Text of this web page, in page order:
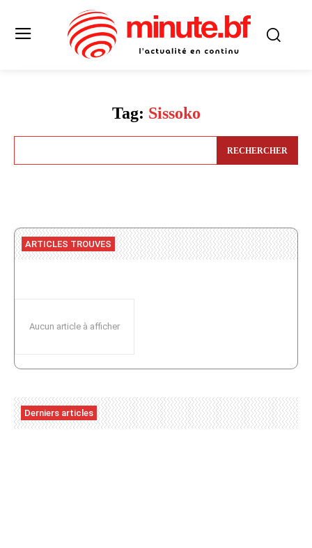
Tag: Sissoko
RECHERCHER
ARTICLES TROUVES
Aucun article à afficher
Derniers articles